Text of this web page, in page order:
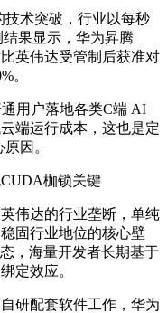
术突破，行业以每秒
果显示，华为昇腾
英伟达受管制后获准对
。
用户落地各类C端 AI
端运行成本，这也是定
因。
枷锁关键
伟达的行业垄断，单纯
固行业地位的核心壁
，海量开发者长期基于
定效应。
研配套软件工作，华为